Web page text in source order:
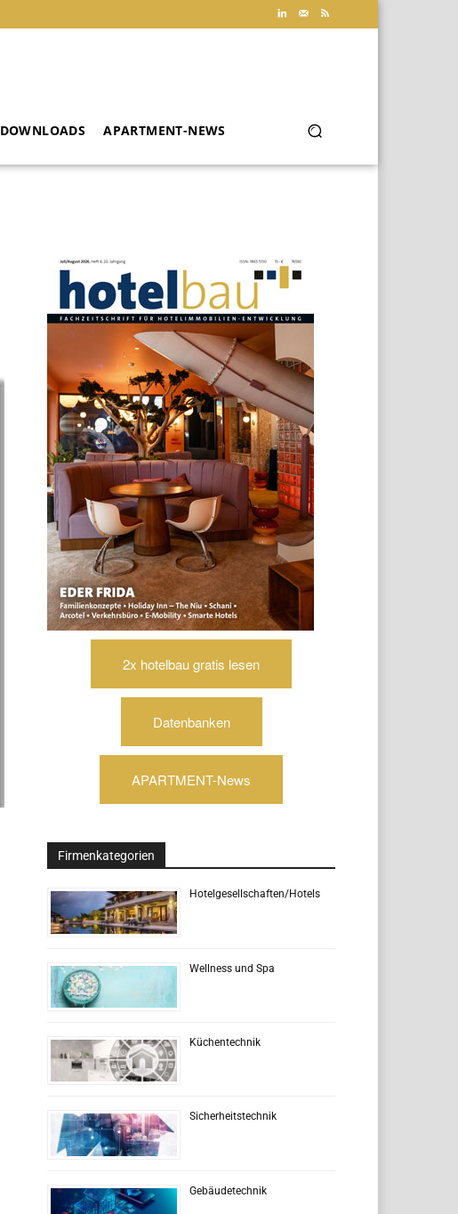
DOWNLOADS APARTMENT-NEWS
2x hotelbau gratis lesen
Datenbanken
APARTMENT-News
Firmenkategorien
Hotelgesellschaften/Hotels
Wellness und Spa
Küchentechnik
Sicherheitstechnik
Gebäudetechnik